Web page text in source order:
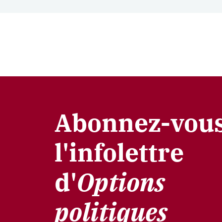
Abonnez-
l'infolettre
d'Options
politiques